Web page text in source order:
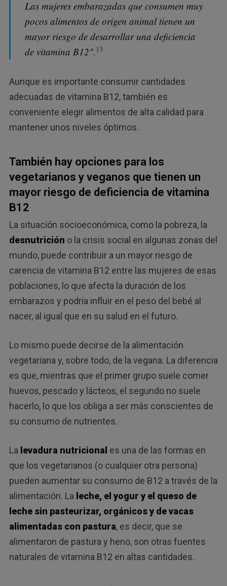
Las mujeres embarazadas que consumen muy
pocos alimentos de origen animal tienen un
mayor riesgo de desarrollar una deficiencia
de vitamina B12". 13
Aunque es importante consumir cantidades
adecuadas de vitamina B12, también es
conveniente elegir alimentos de alta calidad para
mantener unos niveles óptimos.
También hay opciones para los
vegetarianos y veganos que tienen un
mayor riesgo de deficiencia de vitamina
B12
La situación socioeconómica, como la pobreza, la
desnutrición o la crisis social en algunas zonas del
mundo, puede contribuir a un mayor riesgo de
carencia de vitamina B12 entre las mujeres de esas
poblaciones, lo que afecta la duración de los
embarazos y podría influir en el peso del bebé al
nacer, al igual que en su salud en el futuro.
Lo mismo puede decirse de la alimentación
vegetariana y, sobre todo, de la vegana. La diferencia
es que, mientras que el primer grupo suele comer
huevos, pescado y lácteos, el segundo no suele
hacerlo, lo que los obliga a ser más conscientes de
su consumo de nutrientes.
La levadura nutricional es una de las formas en
que los vegetarianos (o cualquier otra persona)
pueden aumentar su consumo de B12 a través de la
alimentación. La leche, el yogur y el queso de
leche sin pasteurizar, orgánicos y de vacas
alimentadas con pastura, es decir, que se
alimentaron de pastura y heno, son otras fuentes
naturales de vitamina B12 en altas cantidades.